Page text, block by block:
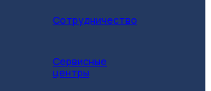
Сотрудничество
Сервисные
центры